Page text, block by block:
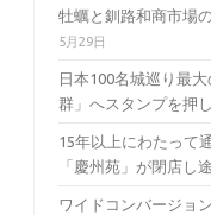
牡蠣と釧路和商市場
5月29日
日本100名城巡り最
群」へスタンプを押
15年以上にわたって
「慶州苑」が閉店し
ワイドコンバージョ